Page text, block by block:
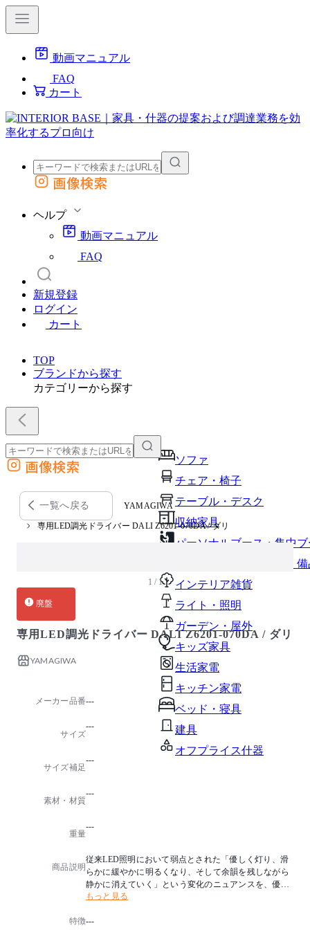
動画マニュアル
FAQ
カート
外部サイトの商品をカートに追加
画像検索
ヘルプ
動画マニュアル
FAQ
新規登録
ログイン
カート
TOP
ブランドから探す
カテゴリーから探す
ソファ
チェア・椅子
テーブル・デスク
収納家具
パーソナルブース・集中
オフィスアクセサリー・
インテリア雑貨
ライト・照明
ガーデン・屋外
キッズ家具
生活家電
キッチン家電
ベッド・寝具
建具
オフプライス什器
外部サイトの商品をカートに追加
他のサイトで見つけた商品ページのURLを貼り付けて、カートに追加できます
画像検索
一覧へ戻る YAMAGIWA
専用LED調光ドライバー DALI Z6201-070DA / ダリ
1 / 1
廃盤
専用LED調光ドライバー DALI Z6201-070DA / ダリ
YAMAGIWA
メーカー品番---
サイズ
---
サイズ補足
---
素材・材質
---
重量
---
商品説明
従来LED照明において弱点とされた「優しく灯り、滑
らかに緩やかに明るくなり、そして余韻を残しながら
静かに消えていく」という変化のニュアンスを、優美
に繊細に実現します。
搭載。
もっと見る
特徴---